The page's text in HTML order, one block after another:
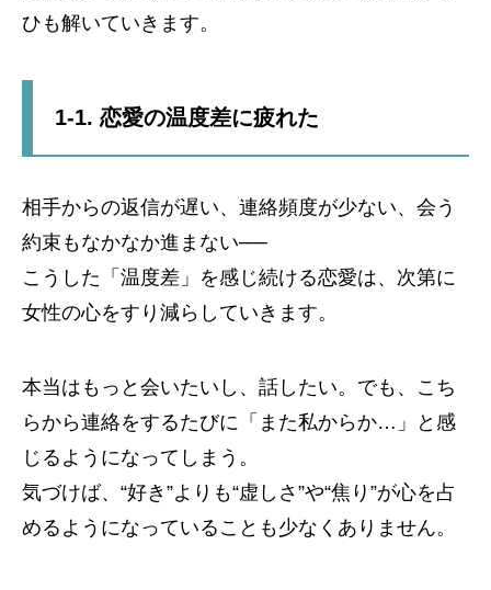
ひも解いていきます。
1-1. 恋愛の温度差に疲れた
相手からの返信が遅い、連絡頻度が少ない、会う
約束もなかなか進まない──
こうした「温度差」を感じ続ける恋愛は、次第に
女性の心をすり減らしていきます。
本当はもっと会いたいし、話したい。でも、こち
らから連絡をするたびに「また私からか…」と感
じるようになってしまう。
気づけば、“好き”よりも“虚しさ”や“焦り”が心を占
めるようになっていることも少なくありません。